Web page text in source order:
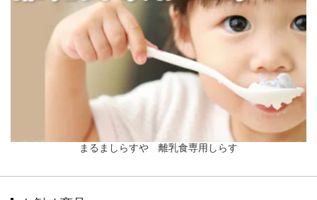
まるましらすや 離乳食専用しらす